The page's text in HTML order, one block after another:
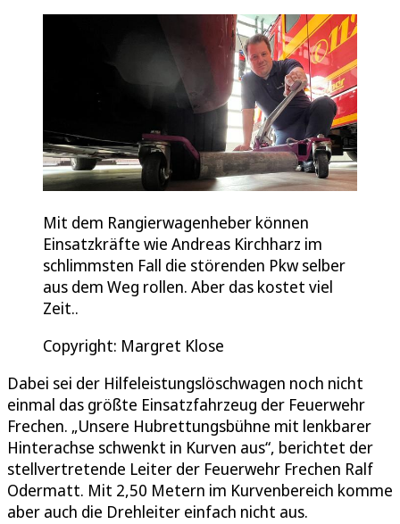
Mit dem Rangierwagenheber können
Einsatzkräfte wie Andreas Kirchharz im
schlimmsten Fall die störenden Pkw selber
aus dem Weg rollen. Aber das kostet viel
Zeit..
Copyright: Margret Klose
Dabei sei der Hilfeleistungslöschwagen noch nicht
einmal das größte Einsatzfahrzeug der Feuerwehr
Frechen. „Unsere Hubrettungsbühne mit lenkbarer
Hinterachse schwenkt in Kurven aus“, berichtet der
stellvertretende Leiter der Feuerwehr Frechen Ralf
Odermatt. Mit 2,50 Metern im Kurvenbereich komme
aber auch die Drehleiter einfach nicht aus.